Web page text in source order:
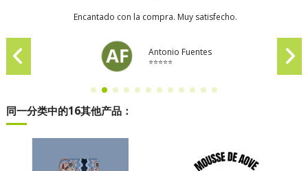
Encantado con la compra. Muy satisfecho.
Antonio Fuentes
⭐⭐⭐⭐⭐
同一分类中的16其他产品：